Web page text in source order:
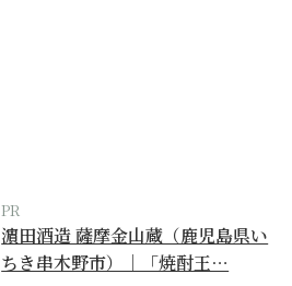
PR
濵田酒造 薩摩金山蔵（鹿児島県い
ちき串木野市）｜「焼酎王…